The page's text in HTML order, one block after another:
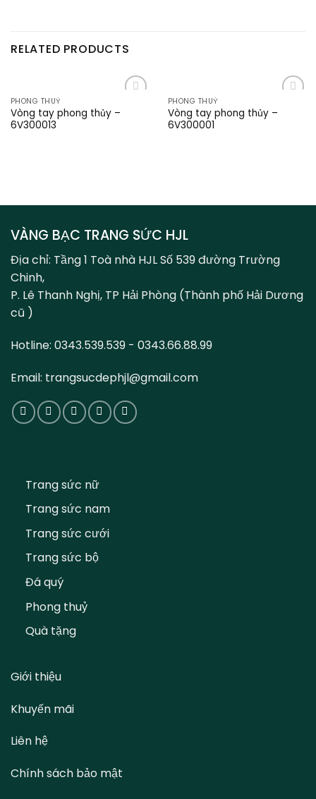
RELATED PRODUCTS
PHONG THUỶ
Vòng tay phong thủy –
6V300013
PHONG THUỶ
Vòng tay phong thủy –
6V300001
VÀNG BẠC TRANG SỨC HJL
Địa chỉ: Tầng 1 Toà nhà HJL Số 539 đường Trường
Chinh,
P. Lê Thanh Nghị, TP Hải Phòng (Thành phố Hải Dương
cũ )
Hotline: 0343.539.539 - 0343.66.88.99
Email: trangsucdephjl@gmail.com
Trang sức nữ
Trang sức nam
Trang sức cưới
Trang sức bộ
Đá quý
Phong thuỷ
Quà tặng
Giới thiệu
Khuyến mãi
Liên hệ
Chính sách bảo mật